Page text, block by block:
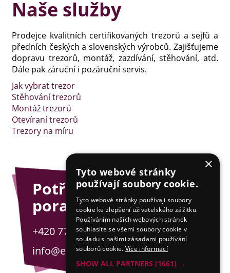
Naše služby
Prodejce kvalitních certifikovaných trezorů a sejfů a
předních českých a slovenských výrobců. Zajišťujeme
dopravu trezorů, montáž, zazdívání, stěhování, atd.
Dále pak záruční i pozáruční servis.
Jak vybrat trezor
Stěhování trezorů
Montáž trezorů
Otevíraní trezorů
Trezory na míru
Potřebujete
poradit?
+420 775 201 001
info@esejfy.net
×
Tyto webové stránky
používají soubory cookie.
Tyto webové stránky používají soubory
cookie ke zlepšení uživatelského zážitku.
Používáním našich webových stránek
souhlasíte se všemi soubory cookie v
souladu s našimi zásadami používání
souborů cookie. Více informací
SHOW ALL PARTNERS (1661) →